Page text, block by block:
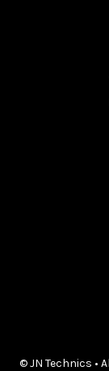
© JN Technics •